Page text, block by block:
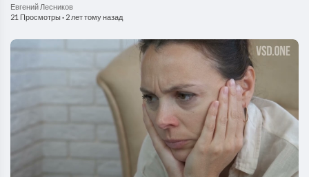
Евгений Лесников
21 Просмотры· 2 лет тому назад